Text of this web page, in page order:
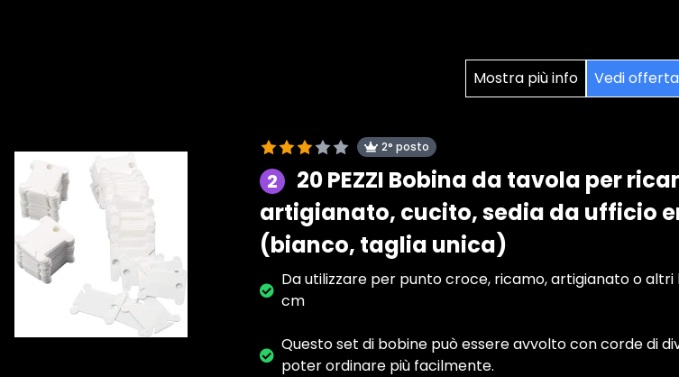
Mostra più info Vedi
2° posto
2
20 PEZZI Bobina da tavola per
artigianato, cucito, sedia da ufficio
(bianco, taglia unica)
Da utilizzare per punto croce, ricamo, artigianato o altri
cm
Questo set di bobine può essere avvolto con corde di
poter ordinare più facilmente.